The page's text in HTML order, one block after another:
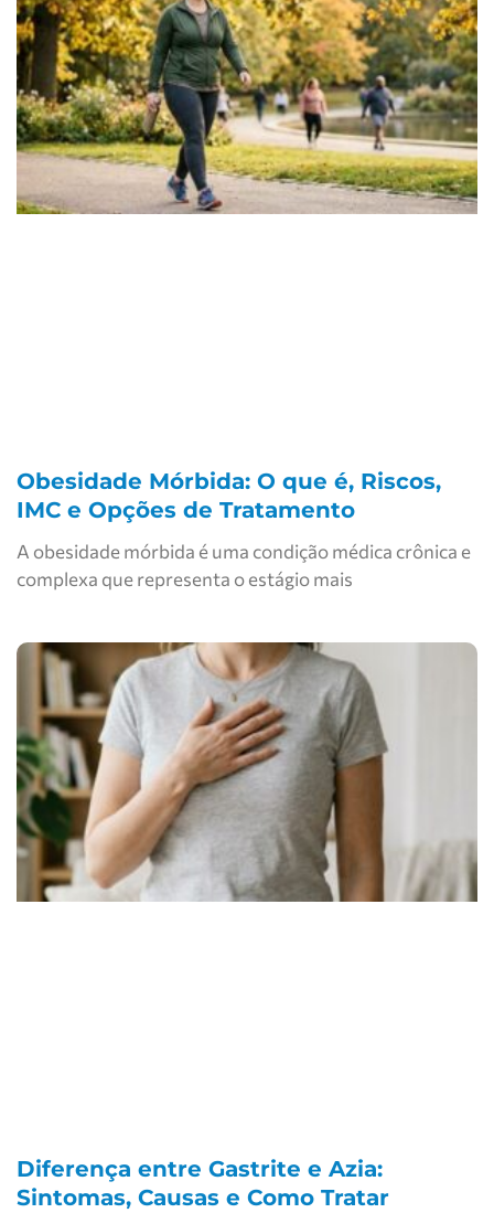
Obesidade Mórbida: O que é, Riscos,
IMC e Opções de Tratamento
A obesidade mórbida é uma condição médica crônica e
complexa que representa o estágio mais
Diferença entre Gastrite e Azia:
Sintomas, Causas e Como Tratar